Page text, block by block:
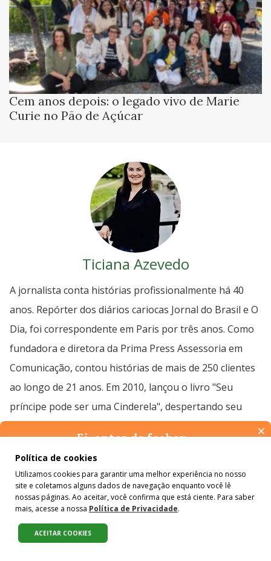
Cem anos depois: o legado vivo de Marie
Curie no Pão de Açúcar
Ticiana Azevedo
A jornalista conta histórias profissionalmente há 40
anos. Repórter dos diários cariocas Jornal do Brasil e O
Dia, foi correspondente em Paris por três anos. Como
fundadora e diretora da Prima Press Assessoria em
Comunicação, contou histórias de mais de 250 clientes
ao longo de 21 anos. Em 2010, lançou o livro "Seu
príncipe pode ser uma Cinderela", despertando seu
com a bolsa "Voices that Matter - Women in the Screen
Industries", uma parceria da Met Film School London
com a MTV Staying Alive Foundation. Desde 2020 mora
na Inglaterra, onde cria roteiros focados em causas
sociais e ambientais.
Compartilhe:
Política de cookies
Utilizamos cookies para garantir uma melhor experiência no nosso
site e coletamos alguns dados de navegação enquanto você lê
nossas páginas. Ao aceitar, você confirma que está ciente. Para saber
mais, acesse a nossa Política de Privacidade.
ACEITAR COOKIES
×
Ei, antes de fechar…
Pense na importância de manter-se informado(a). Quer ter
colunistas e reportagens especiais? Receba a nossa newsletter.
É de graça :)